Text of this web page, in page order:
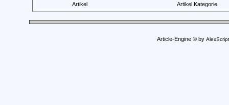
Artikel
Artikel Kategorie
Article-Engine © by